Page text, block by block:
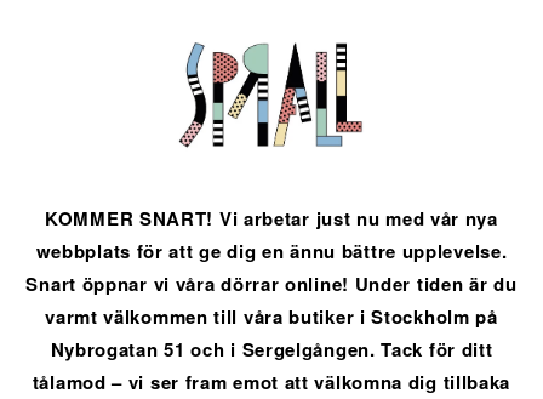
KOMMER SNART! Vi arbetar just nu med vår nya
webbplats för att ge dig en ännu bättre upplevelse.
Snart öppnar vi våra dörrar online! Under tiden är du
varmt välkommen till våra butiker i Stockholm på
Nybrogatan 51 och i Sergelgången. Tack för ditt
tålamod – vi ser fram emot att välkomna dig tillbaka